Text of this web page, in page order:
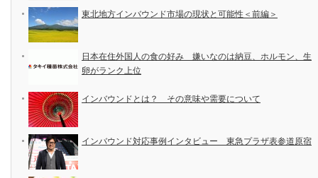
東北地方インバウンド市場の現状と可能性＜前編＞
日本在住外国人の食の好み 嫌いなのは納豆、ホルモン、生
卵がランク上位
インバウンドとは？ その意味や需要について
インバウンド対応事例インタビュー 東急プラザ表参道原宿